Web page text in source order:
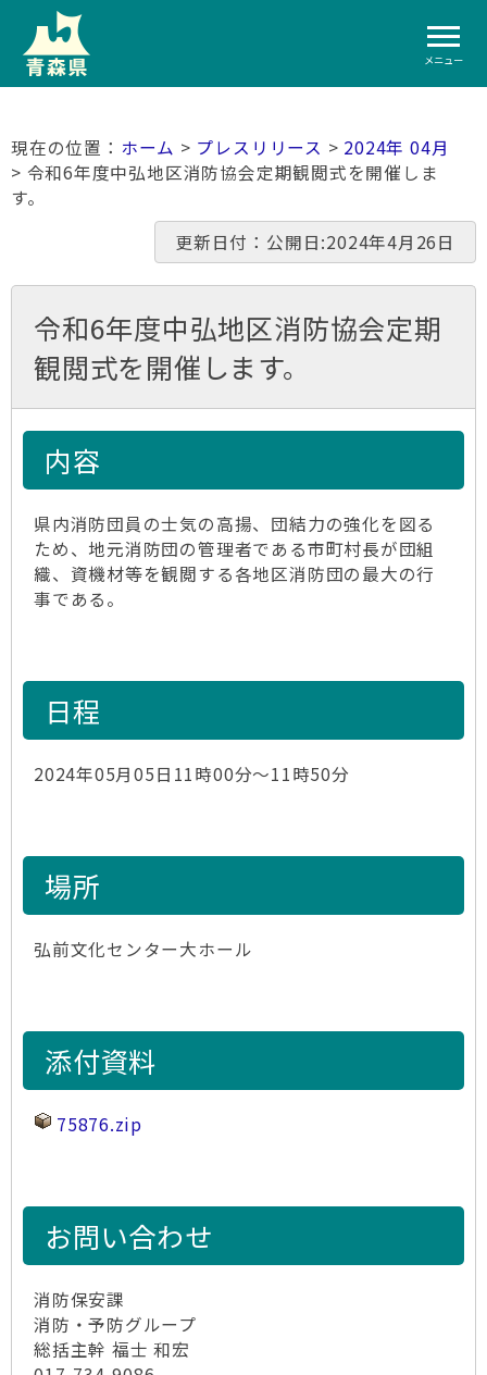
メニュー
ホーム > プレスリリース > 2024年 04月
> 令和6年度中弘地区消防協会定期観閲式を開催しま
す。
更新日付：公開日:2024年4月26日
令和6年度中弘地区消防協会定期
観閲式を開催します。
内容
県内消防団員の士気の高揚、団結力の強化を図る
ため、地元消防団の管理者である市町村長が団組
織、資機材等を観閲する各地区消防団の最大の行
事である。
日程
2024年05月05日11時00分～11時50分
場所
弘前文化センター大ホール
添付資料
75876.zip
お問い合わせ
消防保安課
消防・予防グループ
総括主幹 福士 和宏